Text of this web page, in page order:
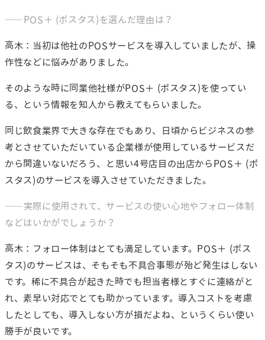
――POS＋ (ポスタス)を選んだ理由は？
高木：当初は他社のPOSサービスを導入していましたが、操
作性などに悩みがありました。
そのような時に同業他社様がPOS＋ (ポスタス)を使ってい
る、という情報を知人から教えてもらいました。
同じ飲食業界で大きな存在でもあり、日頃からビジネスの参
考とさせていただいている企業様が使用しているサービスだ
から間違いないだろう、と思い4号店目の出店からPOS＋ (ポ
スタス)のサービスを導入させていただきました。
――実際に使用されて、サービスの使い心地やフォロー体制
などはいかがでしょうか？
高木：フォロー体制はとても満足しています。POS＋ (ポス
タス)のサービスは、そもそも不具合事態が殆ど発生はしない
です。稀に不具合が起きた時でも担当者様とすぐに連絡がと
れ、素早い対応でとても助かっています。導入コストを考慮
したとしても、導入しない方が損だよね、というくらい使い
勝手が良いです。